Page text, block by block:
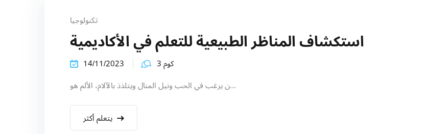
تكنولوجيا
استكشاف المناظر الطبيعية للتعلم في الأكاديمية
14/11/2023
كوم 3
ن يرغب في الحب ونيل المنال ويتلذذ بالآلام، الألم هو...
يتعلم أكثر